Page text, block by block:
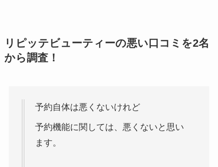
リピッテビューティーの悪い口コミを2名
から調査！
予約自体は悪くないけれど
予約機能に関しては、悪くないと思い
ます。